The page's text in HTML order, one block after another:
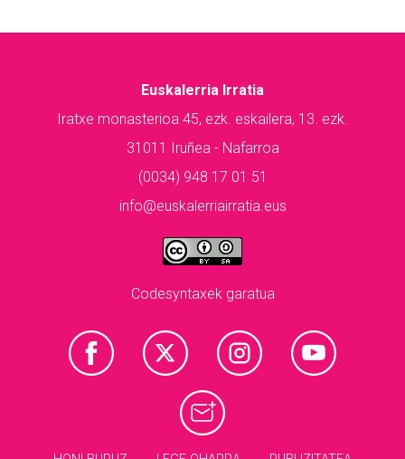
Euskalerria Irratia
Iratxe monasterioa 45, ezk. eskailera, 13. ezk.
31011 Iruñea - Nafarroa
(0034) 948 17 01 51
info@euskalerriairratia.eus
Codesyntaxek garatua